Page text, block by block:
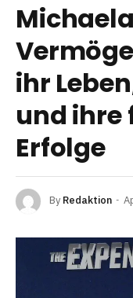
ihr
und ihre
Erfolge
By Redaktion